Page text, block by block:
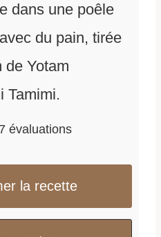
dans une poêle
du pain, tirée
de Yotam
Tamimi.
7 évaluations
la recette